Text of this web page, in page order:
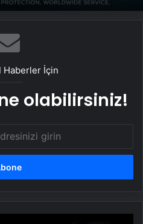
Haberler İçin
olabilirsiniz!